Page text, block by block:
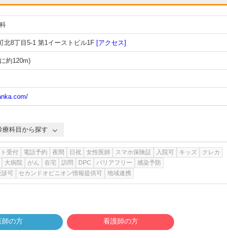
北8丁目5-1 第1イーストビル1F [アクセス]
約120m)
療科目から探す
受付 電話予約 夜間 日祝 女性医師 スマホ保険証 入院可 キッズ
クレカ
大病院 がん 在宅 訪問 DPC バリアフリー
感染予防
診可
セカンドオピニオン情報提供可 地域連携
師の方 看護師の方